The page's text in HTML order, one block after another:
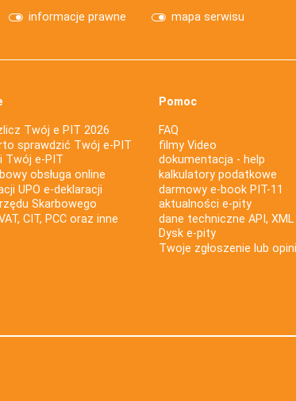
informacje prawne mapa serwisu
Twój e PIT 2026
sprawdzić Twój e-PIT
Twój e-PIT
obsługa online
UPO e-deklaracji
Skarbowego
CIT, PCC oraz inne
Pomoc
FAQ
filmy Video
dokumentacja - help
kalkulatory podatkowe
darmowy e-book PIT-11
aktualności e-pity
dane techniczne API, XML
Dysk e-pity
Twoje zgłoszenie lub